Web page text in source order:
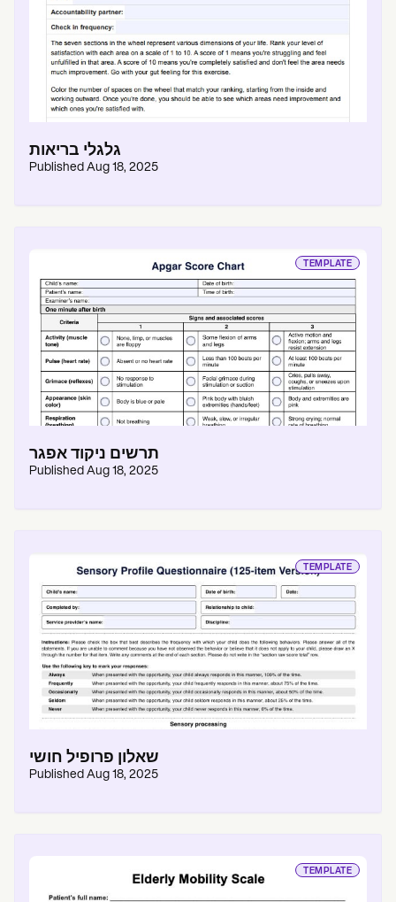
גלגלי בריאות
Published Aug 18, 2025
TEMPLATE
תרשים ניקוד אפגר
Published Aug 18, 2025
TEMPLATE
שאלון פרופיל חושי
Published Aug 18, 2025
TEMPLATE